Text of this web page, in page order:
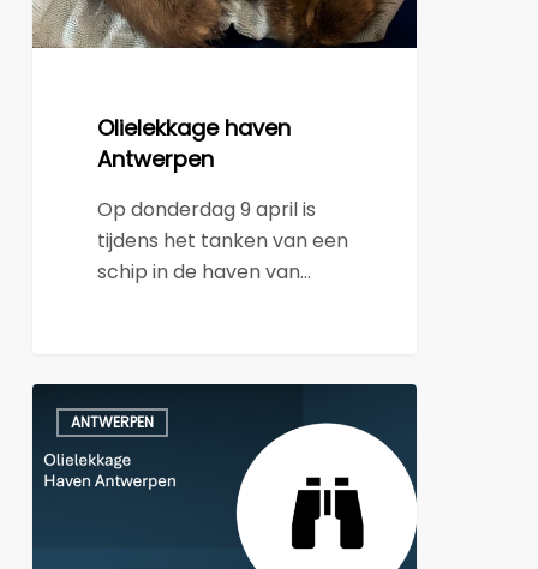
Olielekkage haven
Antwerpen
Op donderdag 9 april is
tijdens het tanken van een
schip in de haven van…
Update
april
2026
ANTWERPEN